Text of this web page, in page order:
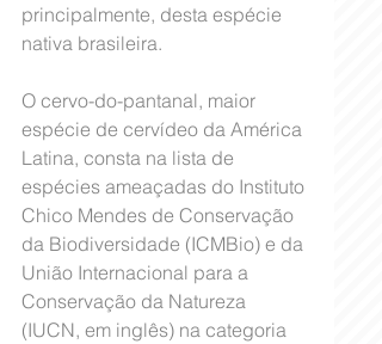
principalmente, desta espécie
nativa brasileira.
O cervo-do-pantanal, maior
espécie de cervídeo da América
Latina, consta na lista de
espécies ameaçadas do Instituto
Chico Mendes de Conservação
da Biodiversidade (ICMBio) e da
União Internacional para a
Conservação da Natureza
(IUCN, em inglês) na categoria